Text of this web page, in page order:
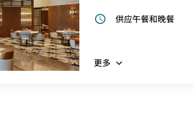
供应午餐和晚餐
更多